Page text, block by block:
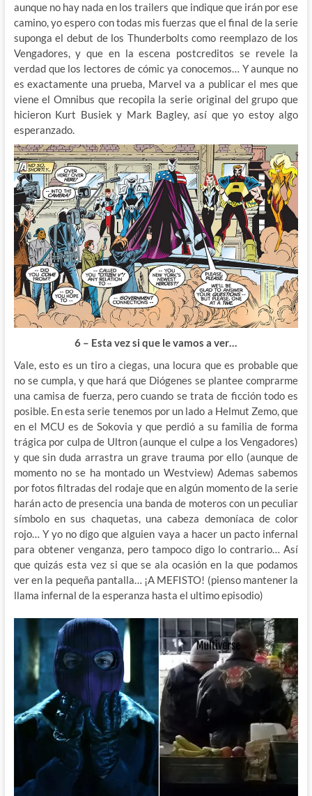
aunque no hay nada en los trailers que indique que irán por ese
camino, yo espero con todas mis fuerzas que el final de la serie
suponga el debut de los Thunderbolts como reemplazo de los
Vengadores, y que en la escena postcreditos se revele la
verdad que los lectores de cómic ya conocemos… Y aunque no
es exactamente una prueba, Marvel va a publicar el mes que
viene el Omnibus que recopila la serie original del grupo que
hicieron Kurt Busiek y Mark Bagley, así que yo estoy algo
esperanzado.
6 – Esta vez si que le vamos a ver…
Vale, esto es un tiro a ciegas, una locura que es probable que
no se cumpla, y que hará que Diógenes se plantee comprarme
una camisa de fuerza, pero cuando se trata de ficción todo es
posible. En esta serie tenemos por un lado a Helmut Zemo, que
en el MCU es de Sokovia y que perdió a su familia de forma
trágica por culpa de Ultron (aunque el culpe a los Vengadores)
y que sin duda arrastra un grave trauma por ello (aunque de
momento no se ha montado un Westview) Ademas sabemos
por fotos filtradas del rodaje que en algún momento de la serie
harán acto de presencia una banda de moteros con un peculiar
símbolo en sus chaquetas, una cabeza demoníaca de color
rojo… Y yo no digo que alguien vaya a hacer un pacto infernal
para obtener venganza, pero tampoco digo lo contrario… Así
que quizás esta vez si que se ala ocasión en la que podamos
ver en la pequeña pantalla… ¡A MEFISTO! (pienso mantener la
llama infernal de la esperanza hasta el ultimo episodio)